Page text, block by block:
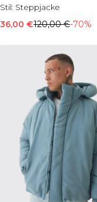
Stil: Steppjacke
36,00 €120,00 €-70%